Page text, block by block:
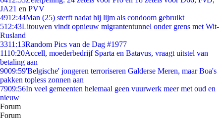
JA21 en PVV
4912:44Man (25) sterft nadat hij lijm als condoom gebruikt
512:43Litouwen vindt opnieuw migrantentunnel onder grens met Wit-
Rusland
3311:13Random Pics van de Dag #1977
1110:20Accell, moederbedrijf Sparta en Batavus, vraagt uitstel van
betaling aan
9009:59'Belgische' jongeren terroriseren Galderse Meren, maar Boa's
pakken topless zonnen aan
7909:56In veel gemeenten helemaal geen vuurwerk meer met oud en
nieuw
Forum
Forum